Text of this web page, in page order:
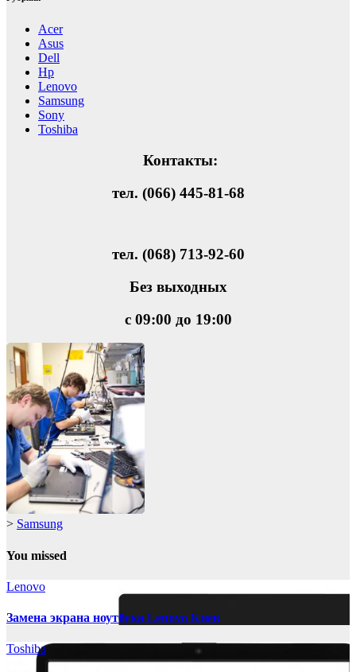
Acer
Asus
Dell
Hp
Lenovo
Samsung
Sony
Toshiba
Контакты:
тел. (066) 445-81-68
тел. (068) 713-92-60
Без выходных
с 09:00 до 19:00
> Samsung
You missed
Lenovo
Замена экрана ноутбука Lenovo Киев
Toshiba